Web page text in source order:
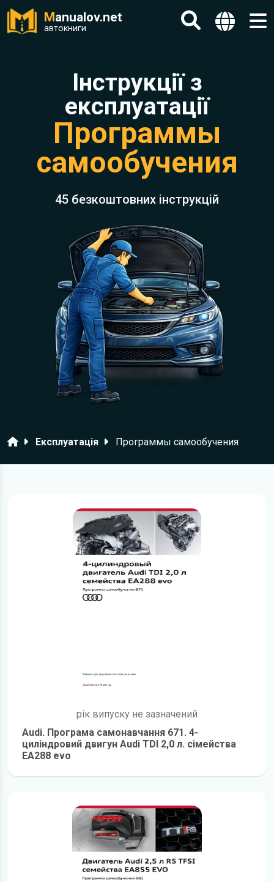
Manualov.net
автокниги
Інструкції з
експлуатації
Программы
самообучения
45 безкоштовних інструкцій
ГоловнаЕксплуатація Программы самообучения
рік випуску не зазначений
Audi. Програма самонавчання 671. 4-
циліндровий двигун Audi TDI 2,0 л. сімейства
EA288 evo